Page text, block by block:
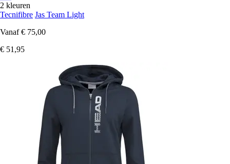
2 kleuren
Tecnifibre Jas Team Light
Vanaf € 75,00
€ 51,95